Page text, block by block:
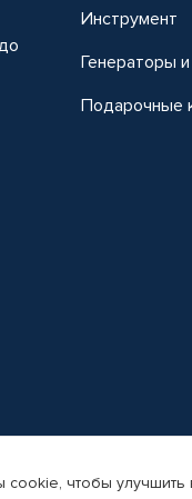
Инструмент
Генераторы
Подарочные
защищены. Интернет-
чтобы